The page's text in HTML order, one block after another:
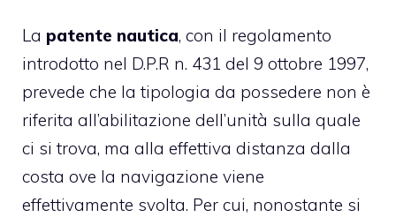
La patente nautica, con il regolamento
introdotto nel D.P.R n. 431 del 9 ottobre 1997,
prevede che la tipologia da possedere non è
riferita all’abilitazione dell’unità sulla quale
ci si trova, ma alla effettiva distanza dalla
costa ove la navigazione viene
effettivamente svolta. Per cui, nonostante si